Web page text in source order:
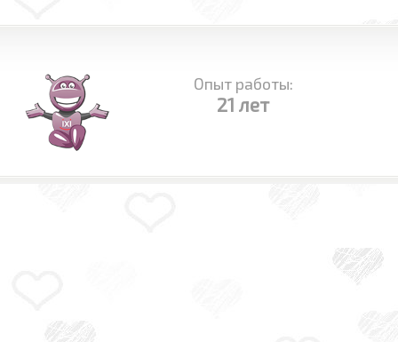
Опыт работы:
21 лет